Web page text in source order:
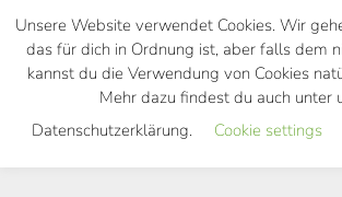
Skip
main
Unsere Website verwendet Cookies. Wir
das für dich in Ordnung ist, aber falls dem
kannst du die Verwendung von Cookies
Mehr dazu findest du auch unter
Datenschutzerklärung.
Cookie settings